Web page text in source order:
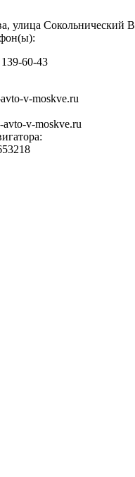
улица Сокольнический
60-43
v-moskve.ru
v-moskve.ru